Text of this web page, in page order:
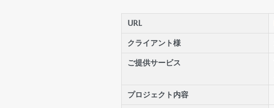
URL
クライアント様
ご提供サービス
プロジェクト内容